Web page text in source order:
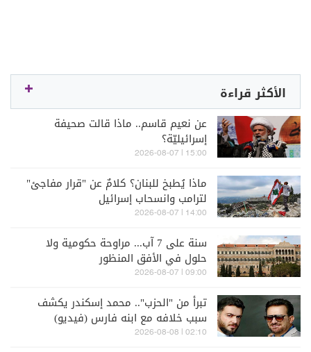
الأكثر قراءة
عن نعيم قاسم.. ماذا قالت صحيفة
إسرائيليّة؟
15:00 | 2026-08-07
ماذا يُطبخ للبنان؟ كلامٌ عن "قرار مفاجئ"
لترامب وانسحاب إسرائيل
14:00 | 2026-08-07
سنة على 7 آب... مراوحة حكومية ولا
حلول في الأفق المنظور
09:00 | 2026-08-07
تبرأ من "الحزب".. محمد إسكندر يكشف
سبب خلافه مع ابنه فارس (فيديو)
02:10 | 2026-08-08